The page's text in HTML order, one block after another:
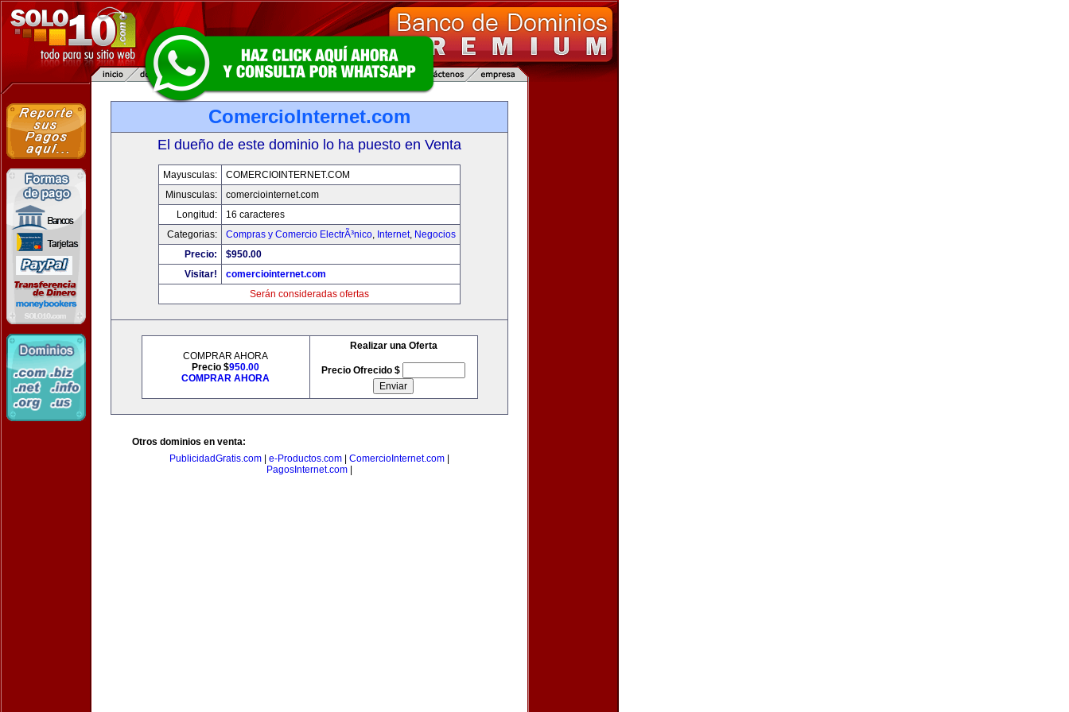
ComercioInternet.com
El dueño de este dominio lo ha puesto en Venta
Mayusculas:
COMERCIOINTERNET.COM
Minusculas:
comerciointernet.com
Longitud:
16 caracteres
Categorias:
Compras y Comercio ElectrÃ³nico, Internet, Negocios
Precio:
$950.00
Visitar!
comerciointernet.com
Serán consideradas ofertas
COMPRAR AHORA
Precio $950.00
COMPRAR AHORA
Realizar una Oferta
Precio Ofrecido $
Otros dominios en venta:
PublicidadGratis.com
e-Productos.com ComercioInternet.com
PagosInternet.com